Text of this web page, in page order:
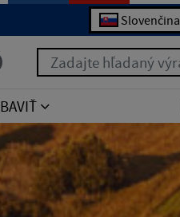
Slovenčina
Zadajte hľadaný výraz